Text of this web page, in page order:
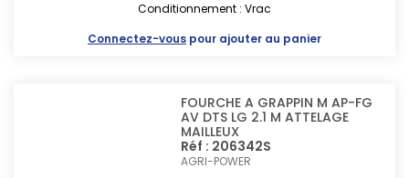
Conditionnement : Vrac
Connectez-vous pour ajouter au panier
FOURCHE A GRAPPIN M AP-FG
AV DTS LG 2.1 M ATTELAGE
MAILLEUX
Réf : 206342S
AGRI-POWER